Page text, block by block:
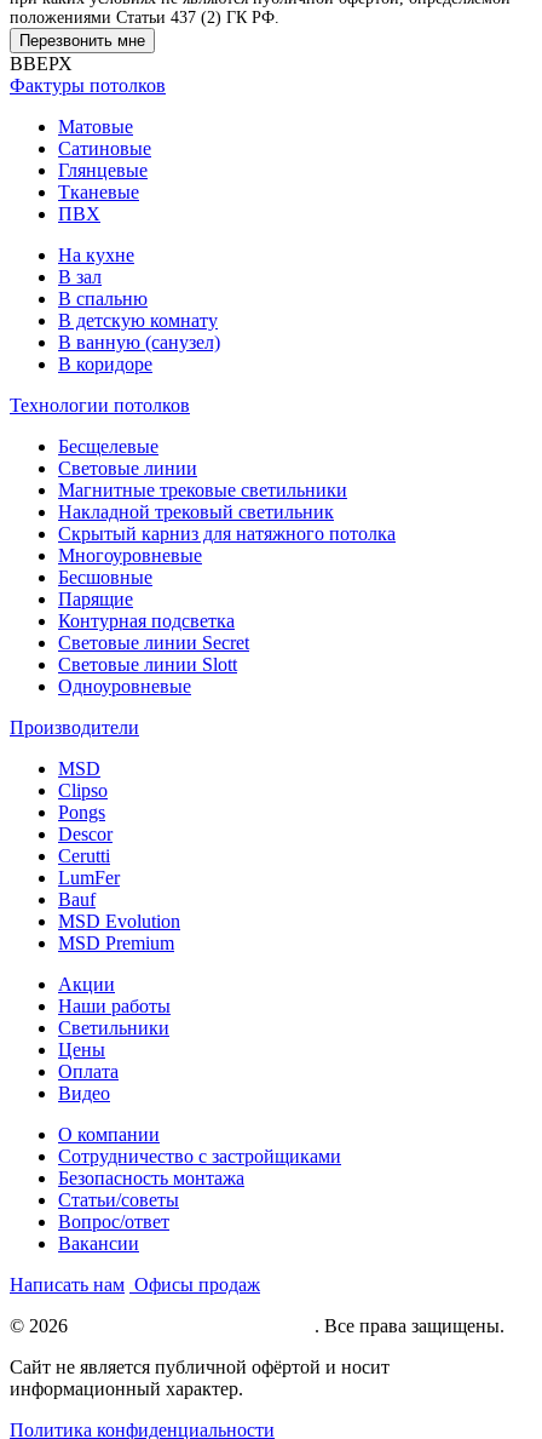
положениями Статьи 437 (2) ГК РФ.
Перезвонить мне
ВВЕРХ
Фактуры потолков
Матовые
Сатиновые
Глянцевые
Тканевые
ПВХ
На кухне
В зал
В спальню
В детскую комнату
В ванную (санузел)
В коридоре
Технологии потолков
Бесщелевые
Световые линии
Магнитные трековые светильники
Накладной трековый светильник
Скрытый карниз для натяжного потолка
Многоуровневые
Бесшовные
Парящие
Контурная подсветка
Световые линии Secret
Световые линии Slott
Одноуровневые
Производители
MSD
Clipso
Pongs
Descor
Cerutti
LumFer
Bauf
MSD Evolution
MSD Premium
Акции
Наши работы
Светильники
Цены
Оплата
Видео
О компании
Сотрудничество с застройщиками
Безопасность монтажа
Статьи/советы
Вопрос/ответ
Вакансии
Написать нам Офисы продаж
© 2026
. Все права защищены.
Сайт не является публичной офёртой и носит
информационный характер.
Политика конфиденциальности